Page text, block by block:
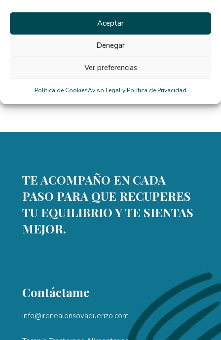
Aceptar
Denegar
Ver preferencias
Política de CookiesAviso Legal y Política de Privacidad
Comentarios
recientes
TE ACOMPAÑO EN CADA
PASO PARA QUE RECUPERES
TU EQUILIBRIO Y TE SIENTAS
MEJOR.
Contáctame
info@irenealonsovaquerizo.com